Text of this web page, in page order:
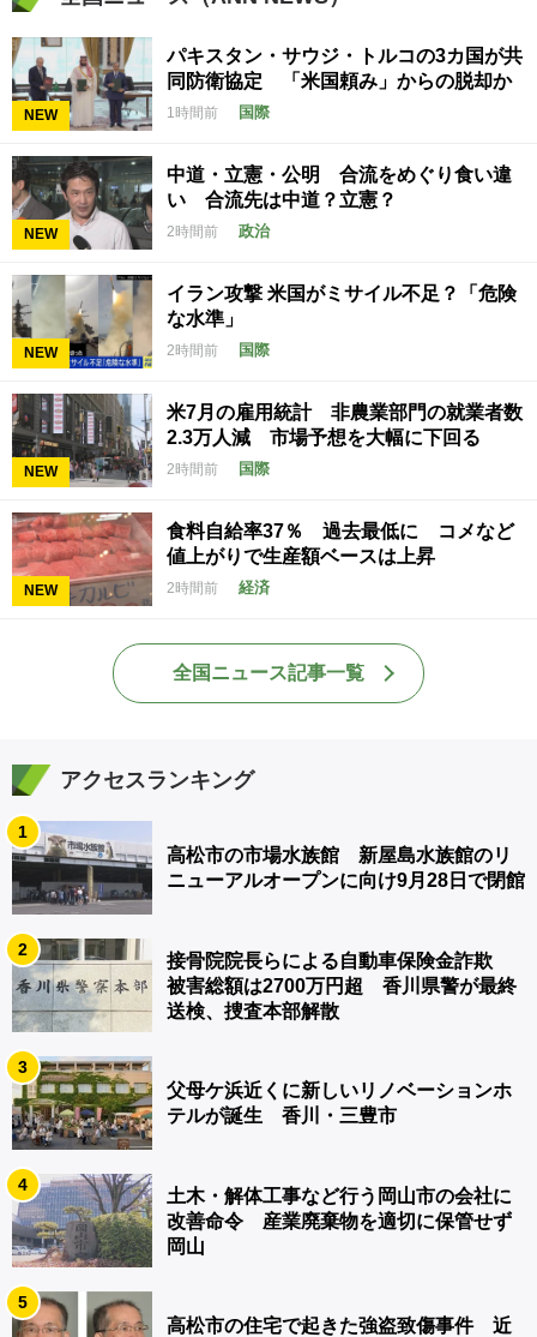
NEW
パキスタン・サウジ・トルコの3カ国が共
同防衛協定 「米国頼み」からの脱却か
1時間前 国際
NEW
中道・立憲・公明 合流をめぐり食い違
い 合流先は中道？立憲？
2時間前 政治
NEW
イラン攻撃 米国がミサイル不足？「危険
な水準」
2時間前 国際
NEW
米7月の雇用統計 非農業部門の就業者数
2.3万人減 市場予想を大幅に下回る
2時間前 国際
NEW
食料自給率37％ 過去最低に コメなど
値上がりで生産額ベースは上昇
2時間前 経済
全国ニュース記事一覧
アクセスランキング
1
高松市の市場水族館 新屋島水族館のリ
ニューアルオープンに向け9月28日で閉館
2
接骨院院長らによる自動車保険金詐欺
被害総額は2700万円超 香川県警が最終
送検、捜査本部解散
3
父母ケ浜近くに新しいリノベーションホ
テルが誕生 香川・三豊市
4
土木・解体工事など行う岡山市の会社に
改善命令 産業廃棄物を適切に保管せず
岡山
5
高松市の住宅で起きた強盗致傷事件 近